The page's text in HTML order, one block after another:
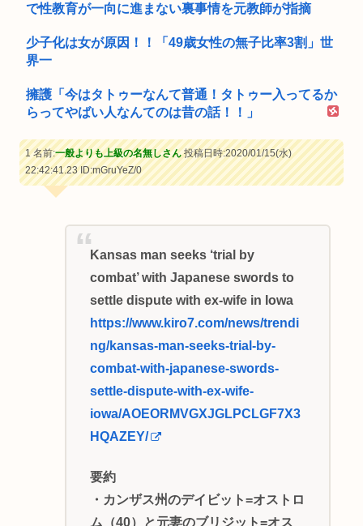
で性教育が一向に進まない裏事情を元教師が指摘
少子化は女が原因！！「49歳女性の無子比率3割」世
界一
擁護「今はタトゥーなんて普通！タトゥー入ってるか
らってやばい人なんてのは昔の話！！」
1 名前:一般よりも上級の名無しさん投稿日時:2020/01/15(水)
22:42:41.23ID:mGruYeZ/0
Kansas man seeks ‘trial by
combat’ with Japanese swords to
settle dispute with ex-wife in Iowa
https://www.kiro7.com/news/trendi
ng/kansas-man-seeks-trial-by-
combat-with-japanese-swords-
settle-dispute-with-ex-wife-
iowa/AOEORMVGXJGLPCLGF7X3
HQAZEY/
要約
・カンザス州のデイビット=オストロ
ム（40）と元妻のブリジット=オス